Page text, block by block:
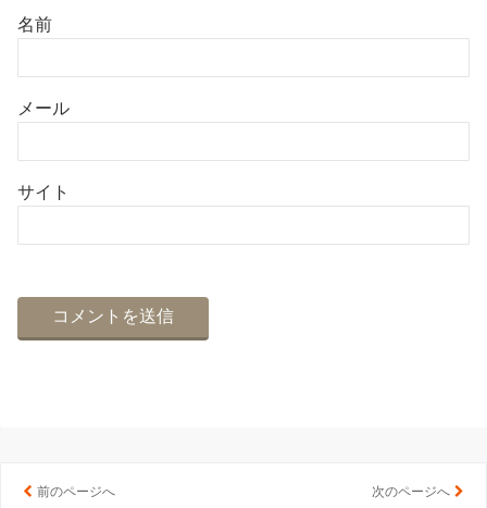
名前
メール
サイト
前のページへ 次のページへ